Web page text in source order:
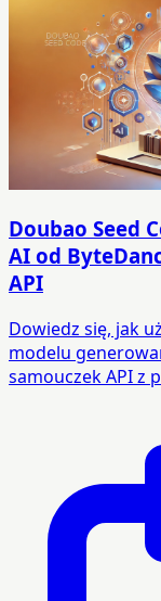
Doubao Seed
AI od
API
Dowiedz się, jak
modelu
samouczek API z